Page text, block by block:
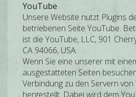
YouTube
Unsere Website nutzt Plugins
betriebenen Seite YouTube.
ist die YouTube, LLC, 901
CA 94066, USA.
Wenn Sie eine unserer mit
ausgestatteten Seiten
Verbindung zu den Servern von
hergestellt. Dabei wird dem